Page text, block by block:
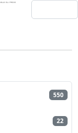
550
22